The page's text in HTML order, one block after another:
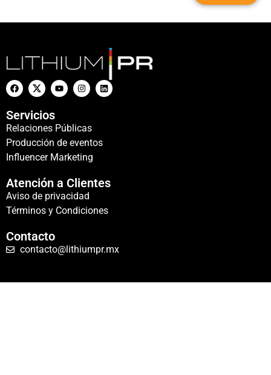
Servicios
Relaciones Públicas
Producción de eventos
Influencer Marketing
Atención a Clientes
Aviso de privacidad
Términos y Condiciones
Contacto
contacto@lithiumpr.mx